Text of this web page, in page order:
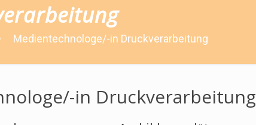
Medientechnologe/-in Druckverarbeitung
in Druckverarbeitung